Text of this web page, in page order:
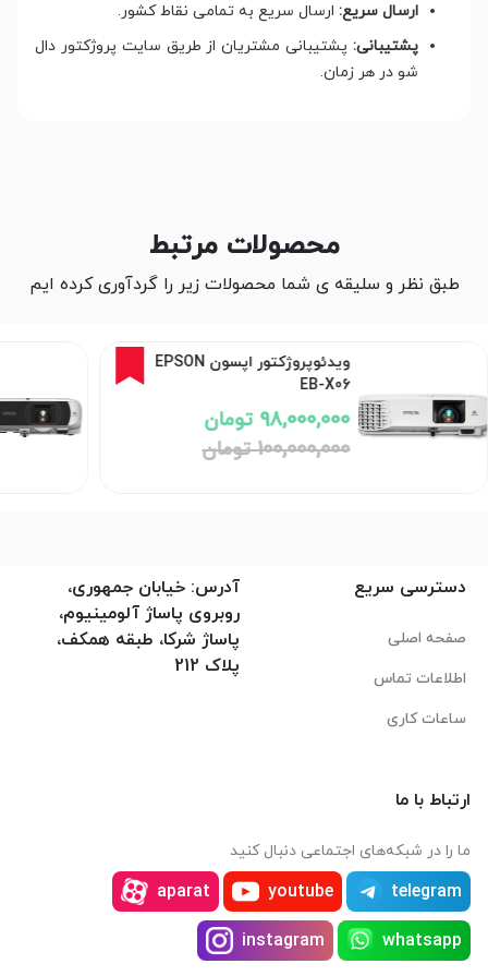
ارسال سریع: ارسال سریع به تمامی نقاط کشور.
پشتیبانی: پشتیبانی مشتریان از طریق سایت پروژکتور دال
شو در هر زمان.
محصولات مرتبط
طبق نظر و سلیقه ی شما محصولات زیر را گردآوری کرده ایم
ویدئوپروژکتور اپسون EPSON
EB-X06
98,000,000 تومان
100,000,000 تومان
دسترسی سریع
صفحه اصلی
اطلاعات تماس
ساعات کاری
آدرس: خیابان جمهوری،
روبروی پاساژ آلومینیوم،
پاساژ شرکا، طبقه همکف،
پلاک 212
ارتباط با ما
ما را در شبکه‌های اجتماعی دنبال کنید
telegram
youtube
aparat
whatsapp
instagram